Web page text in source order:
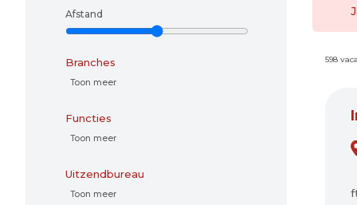
Afstand
Branches
Toon meer
Functies
Toon meer
Uitzendbureau
Toon meer
598